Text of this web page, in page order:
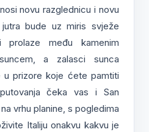
novu razglednicu i novu
bude uz miris svježe
prolaze među kamenim
a zalasci sunca
u prizore koje ćete pamtiti
čeka vas i San
vrhu planine, s pogledima
Italiju onakvu kakvu je